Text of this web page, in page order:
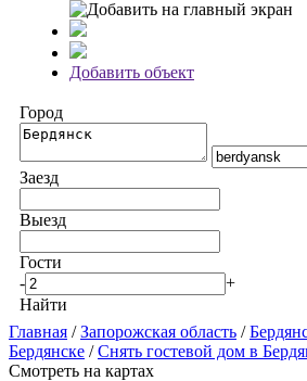
Добавить объект
Город
Заезд
Выезд
Гости
-
+
Найти
Главная /Запорожская область /
Бердянске /Снять гостевой дом в
Смотреть на картах